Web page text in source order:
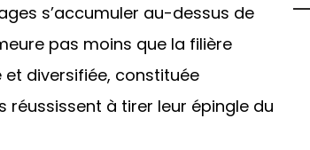
s’accumuler au-dessus de
pas moins que la filière
diversifiée, constituée
réussissent à tirer leur épingle du